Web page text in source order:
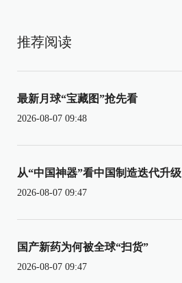
推荐阅读
最新月球“宝藏图”抢先看
2026-08-07 09:48
从“中国神器”看中国制造迭代升级
2026-08-07 09:47
国产新药为何被全球“扫货”
2026-08-07 09:47